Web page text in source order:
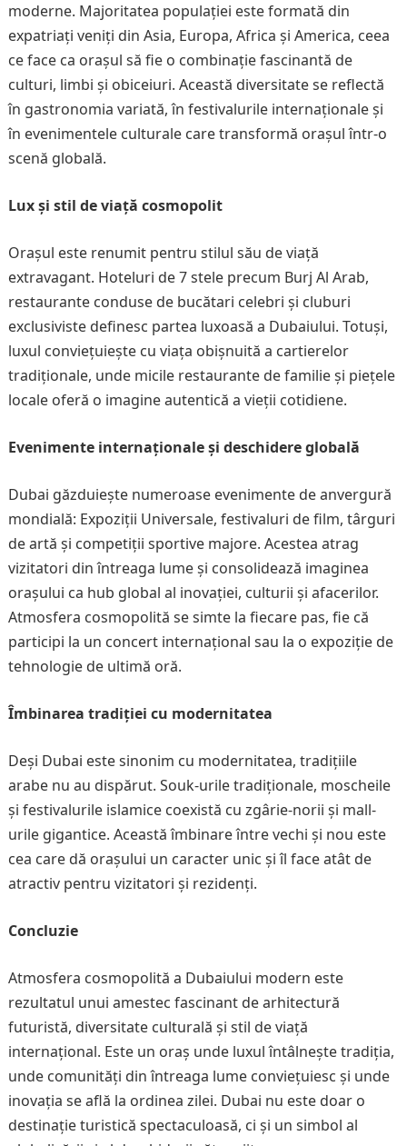
moderne. Majoritatea populației este formată din
expatriați veniți din Asia, Europa, Africa și America, ceea
ce face ca orașul să fie o combinație fascinantă de
culturi, limbi și obiceiuri. Această diversitate se reflectă
în gastronomia variată, în festivalurile internaționale și
în evenimentele culturale care transformă orașul într-o
scenă globală.
Lux și stil de viață cosmopolit
Orașul este renumit pentru stilul său de viață
extravagant. Hoteluri de 7 stele precum Burj Al Arab,
restaurante conduse de bucătari celebri și cluburi
exclusiviste definesc partea luxoasă a Dubaiului. Totuși,
luxul conviețuiește cu viața obișnuită a cartierelor
tradiționale, unde micile restaurante de familie și piețele
locale oferă o imagine autentică a vieții cotidiene.
Evenimente internaționale și deschidere globală
Dubai găzduiește numeroase evenimente de anvergură
mondială: Expoziții Universale, festivaluri de film, târguri
de artă și competiții sportive majore. Acestea atrag
vizitatori din întreaga lume și consolidează imaginea
orașului ca hub global al inovației, culturii și afacerilor.
Atmosfera cosmopolită se simte la fiecare pas, fie că
participi la un concert internațional sau la o expoziție de
tehnologie de ultimă oră.
Îmbinarea tradiției cu modernitatea
Deși Dubai este sinonim cu modernitatea, tradițiile
arabe nu au dispărut. Souk-urile tradiționale, moscheile
și festivalurile islamice coexistă cu zgârie-norii și mall-
urile gigantice. Această îmbinare între vechi și nou este
cea care dă orașului un caracter unic și îl face atât de
atractiv pentru vizitatori și rezidenți.
Concluzie
Atmosfera cosmopolită a Dubaiului modern este
rezultatul unui amestec fascinant de arhitectură
futuristă, diversitate culturală și stil de viață
internațional. Este un oraș unde luxul întâlnește tradiția,
unde comunități din întreaga lume conviețuiesc și unde
inovația se află la ordinea zilei. Dubai nu este doar o
destinație turistică spectaculoasă, ci și un simbol al